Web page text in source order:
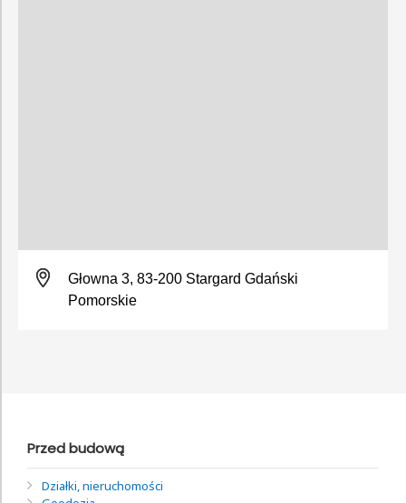
Głowna 3, 83-200 Stargard Gdański
Pomorskie
Przed budową
Działki, nieruchomości